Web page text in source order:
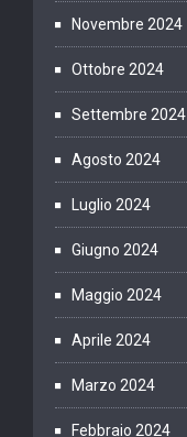
Novembre 2024
Ottobre 2024
Settembre 2024
Agosto 2024
Luglio 2024
Giugno 2024
Maggio 2024
Aprile 2024
Marzo 2024
Febbraio 2024